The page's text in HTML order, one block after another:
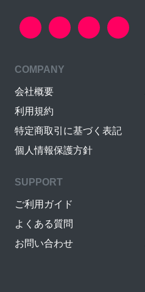
COMPANY
会社概要
利用規約
特定商取引に基づく表記
個人情報保護方針
SUPPORT
ご利用ガイド
よくある質問
お問い合わせ